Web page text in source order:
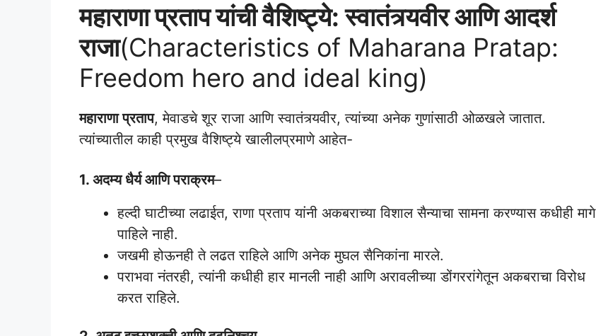
महाराणा प्रताप यांची वैशिष्ट्ये: स्वातंत्र्यवीर आणि आदर्श
राजा(Characteristics of Maharana Pratap:
Freedom hero and ideal king)
महाराणा प्रताप, मेवाडचे शूर राजा आणि स्वातंत्र्यवीर, त्यांच्या अनेक गुणांसाठी ओळखले जातात.
त्यांच्यातील काही प्रमुख वैशिष्ट्ये खालीलप्रमाणे आहेत-
1. अदम्य धैर्य आणि पराक्रम–
हल्दी घाटीच्या लढाईत, राणा प्रताप यांनी अकबराच्या विशाल सैन्याचा सामना करण्यास कधीही मागे
पाहिले नाही.
जखमी होऊनही ते लढत राहिले आणि अनेक मुघल सैनिकांना मारले.
पराभवा नंतरही, त्यांनी कधीही हार मानली नाही आणि अरावलीच्या डोंगररांगेतून अकबराचा विरोध
करत राहिले.